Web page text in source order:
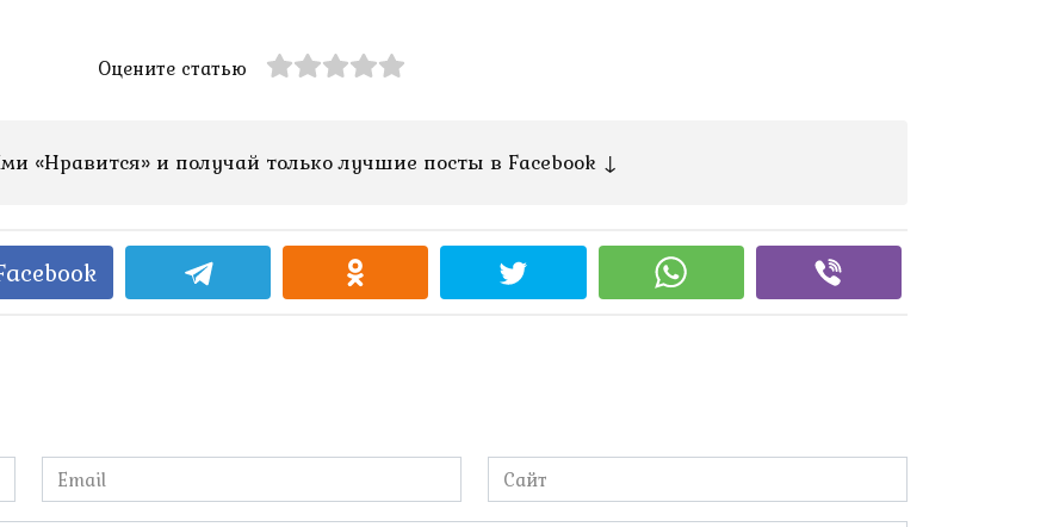
Оцените статью
«Нравится» и получай только лучшие посты в Facebook ↓
Email
*
Сайт